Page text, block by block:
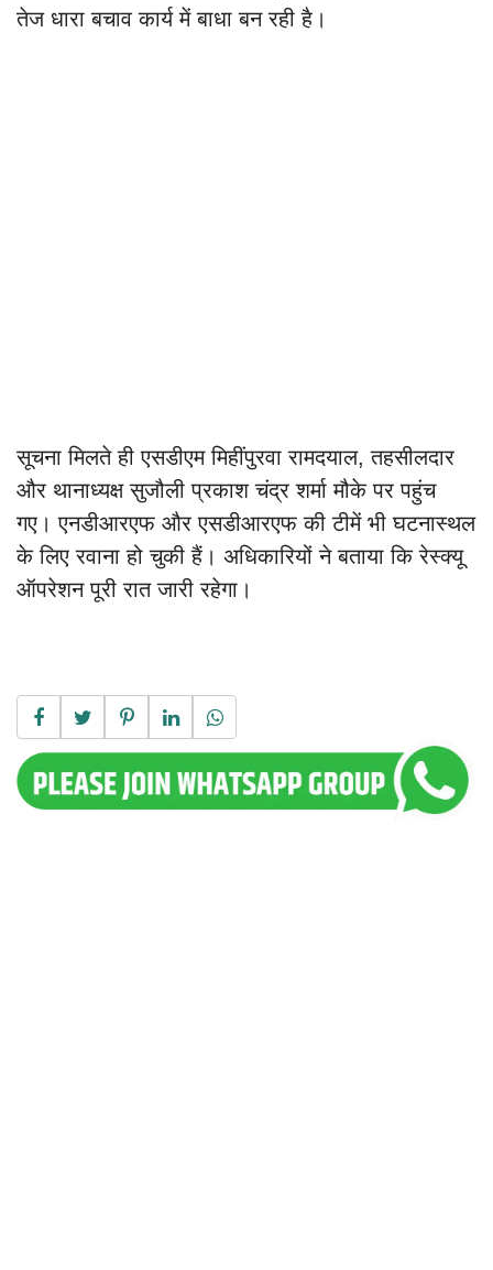
तेज धारा बचाव कार्य में बाधा बन रही है।
सूचना मिलते ही एसडीएम मिहींपुरवा रामदयाल, तहसीलदार
और थानाध्यक्ष सुजौली प्रकाश चंद्र शर्मा मौके पर पहुंच
गए। एनडीआरएफ और एसडीआरएफ की टीमें भी घटनास्थल
के लिए रवाना हो चुकी हैं। अधिकारियों ने बताया कि रेस्क्यू
ऑपरेशन पूरी रात जारी रहेगा।